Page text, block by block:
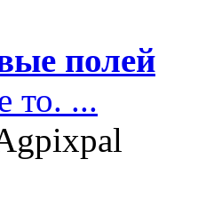
полей
то. ...